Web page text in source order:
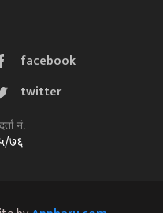
facebook
twitter
नं.
७६